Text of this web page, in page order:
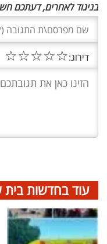
בניגוד לאחרים, דעתכם
דירוג:☆
☆
☆
☆
☆
עוד בחדשות